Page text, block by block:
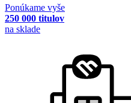
Ponúkame vyše
250 000 titulov
na sklade